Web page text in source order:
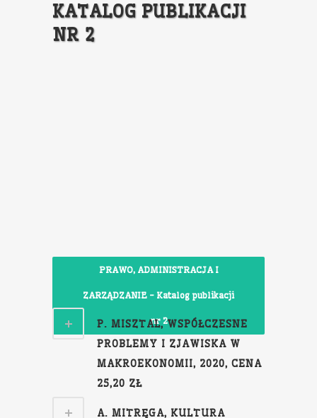
KATALOG PUBLIKACJI
NR 2
PRAWO, ADMINISTRACJA I
ZARZĄDZANIE - Katalog publikacji
nr 2
P. MISZTAL, WSPÓŁCZESNE
PROBLEMY I ZJAWISKA W
MAKROEKONOMII, 2020, CENA
25,20 ZŁ
A. MITRĘGA, KULTURA